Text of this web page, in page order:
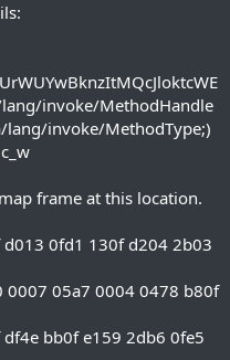
lang/invoke/MethodHandle
lang/invoke/MethodType;)
frame at this location.
0fd1 130f d204 2b03
0007 05a7 0004 0478 b80f
bb0f e159 2db6 0fe5